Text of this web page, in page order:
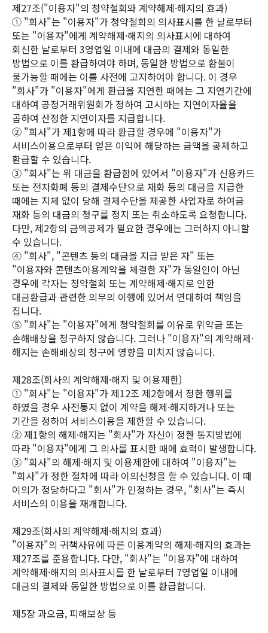
제27조("이용자"의 청약철회와 계약해제·해지의 효과)
① "회사"는 "이용자"가 청약철회의 의사표시를 한 날로부터
또는 "이용자"에게 계약해제·해지의 의사표시에 대하여
회신한 날로부터 3영업일 이내에 대금의 결제와 동일한
방법으로 이를 환급하여야 하며, 동일한 방법으로 환불이
불가능할 때에는 이를 사전에 고지하여야 합니다. 이 경우
"회사"가 "이용자"에게 환급을 지연한 때에는 그 지연기간에
대하여 공정거래위원회가 정하여 고시하는 지연이자율을
곱하여 산정한 지연이자를 지급합니다.
② "회사"가 제1항에 따라 환급할 경우에 "이용자"가
서비스이용으로부터 얻은 이익에 해당하는 금액을 공제하고
환급할 수 있습니다.
③ "회사"는 위 대금을 환급함에 있어서 "이용자"가 신용카드
또는 전자화폐 등의 결제수단으로 재화 등의 대금을 지급한
때에는 지체 없이 당해 결제수단을 제공한 사업자로 하여금
재화 등의 대금의 청구를 정지 또는 취소하도록 요청합니다.
다만, 제2항의 금액공제가 필요한 경우에는 그러하지 아니할
수 있습니다.
④ "회사", "콘텐츠 등의 대금을 지급 받은 자" 또는
"이용자와 콘텐츠이용계약을 체결한 자"가 동일인이 아닌
경우에 각자는 청약철회 또는 계약해제·해지로 인한
대금환급과 관련한 의무의 이행에 있어서 연대하여 책임을
집니다.
⑤ "회사"는 "이용자"에게 청약철회를 이유로 위약금 또는
손해배상을 청구하지 않습니다. 그러나 "이용자"의 계약해제·
해지는 손해배상의 청구에 영향을 미치지 않습니다.
제28조(회사의 계약해제·해지 및 이용제한)
① "회사"는 "이용자"가 제12조 제2항에서 정한 행위를
하였을 경우 사전통지 없이 계약을 해제·해지하거나 또는
기간을 정하여 서비스이용을 제한할 수 있습니다.
② 제1항의 해제·해지는 "회사"가 자신이 정한 통지방법에
따라 "이용자"에게 그 의사를 표시한 때에 효력이 발생합니다.
③ "회사"의 해제·해지 및 이용제한에 대하여 "이용자"는
"회사"가 정한 절차에 따라 이의신청을 할 수 있습니다. 이 때
이의가 정당하다고 "회사"가 인정하는 경우, "회사"는 즉시
서비스의 이용을 재개합니다.
제29조(회사의 계약해제·해지의 효과)
"이용자"의 귀책사유에 따른 이용계약의 해제·해지의 효과는
제27조를 준용합니다. 다만, "회사"는 "이용자"에 대하여
계약해제·해지의 의사표시를 한 날로부터 7영업일 이내에
대금의 결제와 동일한 방법으로 이를 환급합니다.
제5장 과오금, 피해보상 등